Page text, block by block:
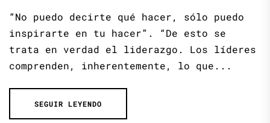
“No puedo decirte qué hacer, sólo puedo
inspirarte en tu hacer”. “De esto se
trata en verdad el liderazgo. Los líderes
comprenden, inherentemente, lo que...
SEGUIR LEYENDO